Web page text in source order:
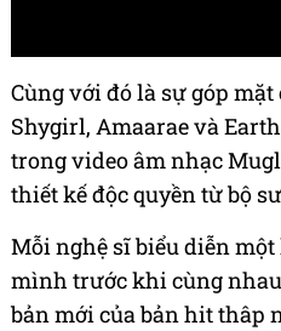
Cùng với đó là sự góp
Shygirl, Amaarae và
trong video âm nhạc
thiết kế độc quyền từ bộ
Mỗi nghệ sĩ biểu diễn
mình trước khi cùng
bản mới của bản hit thâp